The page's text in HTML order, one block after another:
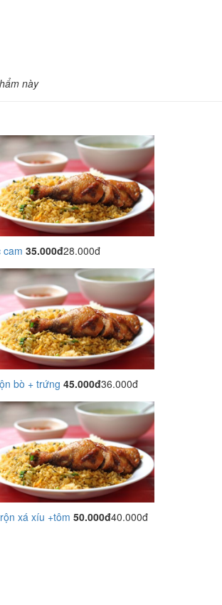
này
cam 35.000đ28.000đ
bò + trứng 45.000đ36.000đ
xá xíu +tôm 50.000đ40.000đ